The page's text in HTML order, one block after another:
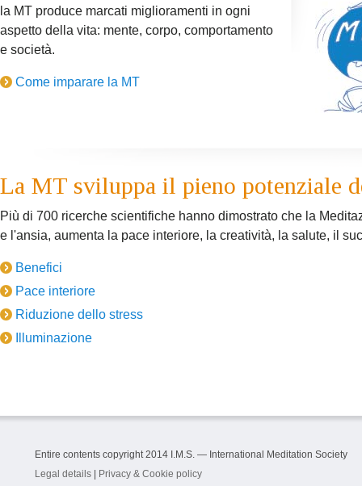
la MT produce marcati miglioramenti in ogni
aspetto della vita: mente, corpo, comportamento
e società.
Come imparare la MT
La MT sviluppa il pieno potenziale
Più di 700 ricerche scientifiche hanno dimostrato che la
e l'ansia, aumenta la pace interiore, la creatività, la salute, il
Benefici
Pace interiore
Riduzione dello stress
Illuminazione
Entire contents copyright 2014 I.M.S. — International Meditation Society
Legal details
Privacy & Cookie policy